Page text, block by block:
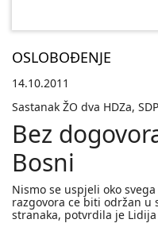
OSLOBOĐENJE
14.10.2011
Sastanak ŽO dva HDZa,
Bez
Bosni
Nismo se uspjeli oko
razgovora ce biti održan
stranaka, potvrdila je